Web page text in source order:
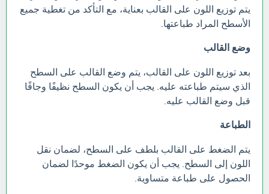
يتم توزيع اللون على القالب بعناية، مع التأكد من تغطية جميع
الأسطح المراد طباعتها.
وضع القالب
بعد توزيع اللون على القالب، يتم وضع القالب على السطح
الذي سيتم طباعته عليه. يجب أن يكون السطح نظيفًا وجافًا
قبل وضع القالب عليه.
الطباعة
يتم الضغط على القالب بلطف على السطح، لضمان نقل
اللون إلى السطح. يجب أن يكون الضغط موحدًا لضمان
الحصول على طباعة متساوية.